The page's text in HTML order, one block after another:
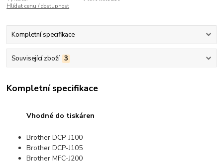
Hlídat cenu / dostupnost
Kompletní specifikace
Související zboží 3
Kompletní specifikace
Vhodné do tiskáren
Brother DCP-J100
Brother DCP-J105
Brother MFC-J200